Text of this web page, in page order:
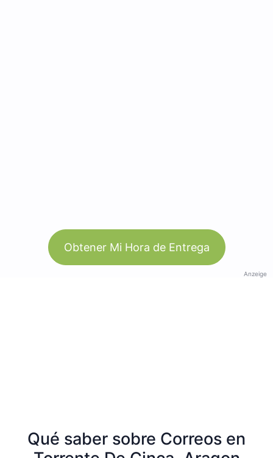
Obtener Mi Hora de Entrega
Anzeige
Qué saber sobre Correos en